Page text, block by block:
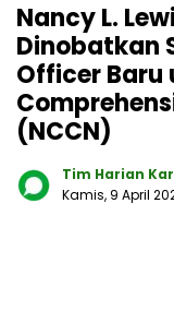
Nancy L.
Dinobatkan
Officer Baru
(NCCN)
Tim Harian
Kamis, 9 April